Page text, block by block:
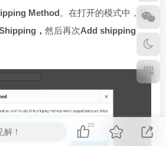
Method。在打开的模式中，从
， 然后再次Add shipping
！
20